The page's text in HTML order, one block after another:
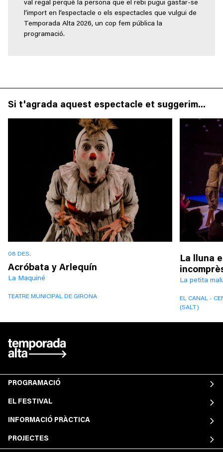
val regal perquè la persona que el rebi pugui gastar-se
l’import en l’espectacle o els espectacles que vulgui de
Temporada Alta 2026, un cop fem pública la
programació.
Si t'agrada aquest espectacle et suggerim...
08 DES.
Acróbata y Arlequín
La Maquiné
TEATRE MUNICIPAL DE GIRONA
La lluna
La petita
EL CANAL -
(SALT)
PROGRAMACIÓ
EL FESTIVAL
INFORMACIÓ PRÀCTICA
PROJECTES